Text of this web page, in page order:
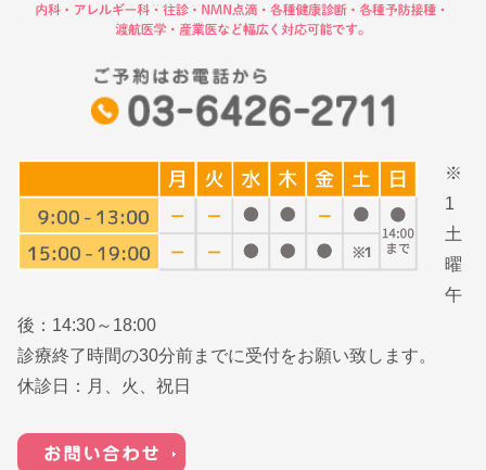
※
1
土
曜
午
後：14:30～18:00
診療終了時間の30分前までに受付をお願い致します。
休診日：月、火、祝日